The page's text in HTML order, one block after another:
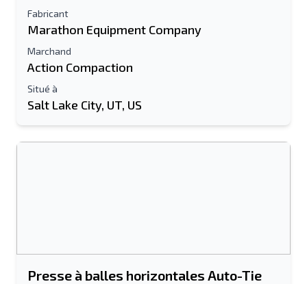
Fabricant
Marathon Equipment Company
Marchand
Action Compaction
Situé à
Salt Lake City, UT, US
Presse à balles horizontales Auto-Tie